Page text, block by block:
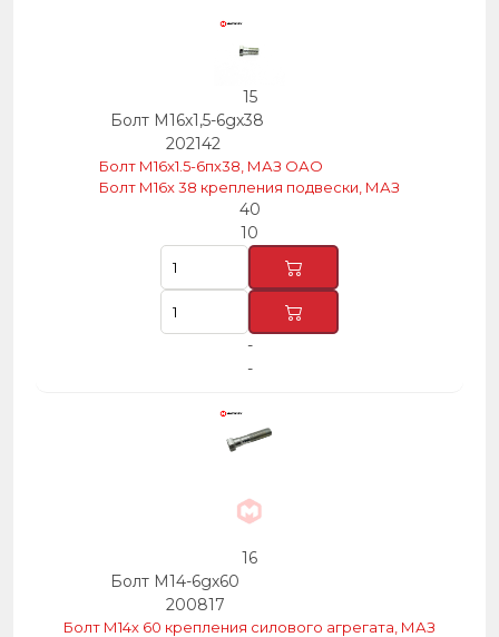
15
Болт М16х1,5-6gх38
202142
Болт М16х1.5-6пх38, МАЗ ОАО
Болт М16х 38 крепления подвески, МАЗ
40
10
-
-
16
Болт М14-6gх60
200817
Болт М14х 60 крепления силового агрегата, МАЗ